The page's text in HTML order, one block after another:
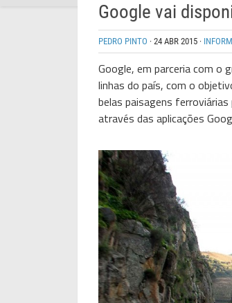
Google vai
PEDRO PINTO · 24 ABR 2015 ·
Google, em parceria com o
linhas do país, com o
belas paisagens
através das aplicações